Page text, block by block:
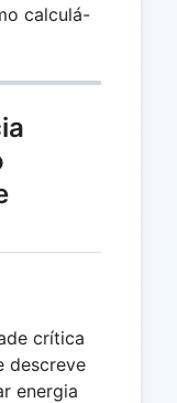
calculá-
crítica
descreve
energia